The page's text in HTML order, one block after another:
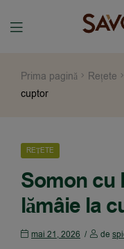
Prima pagină Rețete
cuptor
REȚETE
Somon cu
lămâie la
mai 21, 2026 de